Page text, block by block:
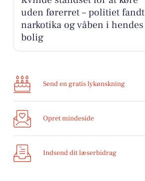
uden førerret – politiet fandt
narkotika og våben i hendes
bolig
Send en gratis lykønskning
Opret mindeside
Indsend dit læserbidrag